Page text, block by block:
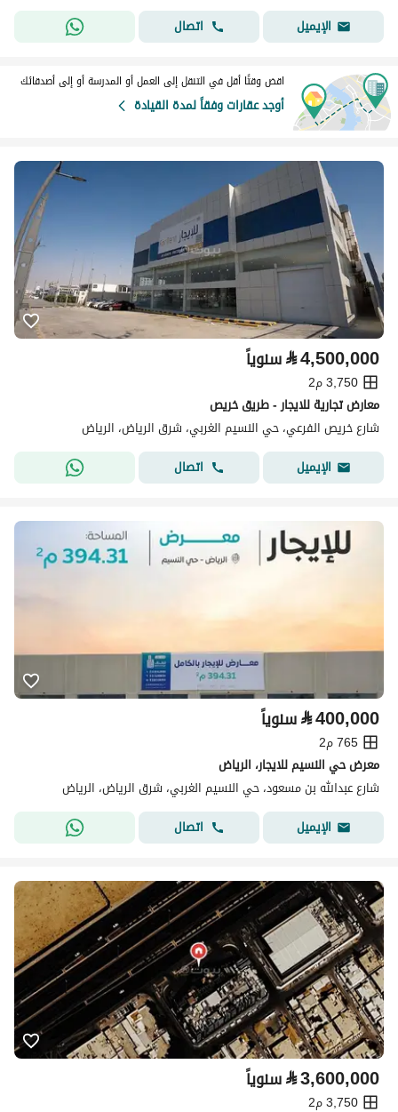
الإيميل
اتصال
اقض وقتًا أقل في التنقل إلى العمل أو المدرسة أو إلى أصدقائك
أوجد عقارات وفقاً لمدة القيادة
⃁4,500,000 سنوياً
3,750 م2
معارض تجارية للايجار - طريق خريص
شارع خريص الفرعي، حي النسيم الغربي، شرق الرياض، الرياض
الإيميل
اتصال
⃁400,000 سنوياً
765 م2
معرض حي النسيم للايجار، الرياض
شارع عبدالله بن مسعود، حي النسيم الغربي، شرق الرياض، الرياض
الإيميل
اتصال
⃁3,600,000 سنوياً
3,750 م2